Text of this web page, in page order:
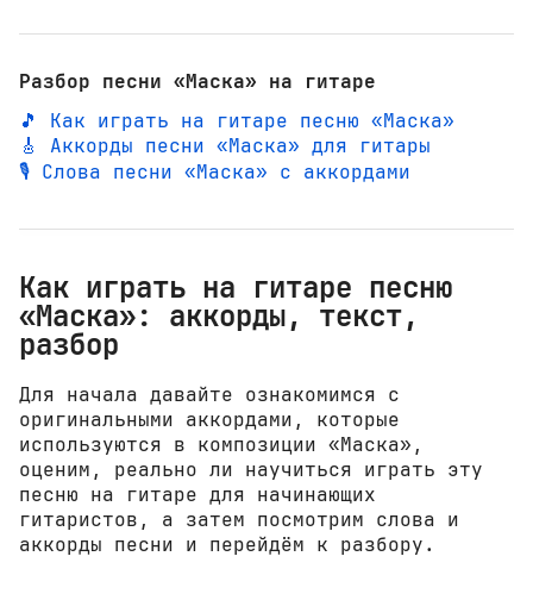
Разбор песни «Маска» на гитаре
🎵 Как играть на гитаре песню «Маска»
🎸 Аккорды песни «Маска» для гитары
🎙️ Слова песни «Маска» с аккордами
Как играть на гитаре песню
«Маска»: аккорды, текст,
разбор
Для начала давайте ознакомимся с
оригинальными аккордами, которые
используются в композиции «Маска»,
оценим, реально ли научиться играть эту
песню на гитаре для начинающих
гитаристов, а затем посмотрим слова и
аккорды песни и перейдём к разбору.